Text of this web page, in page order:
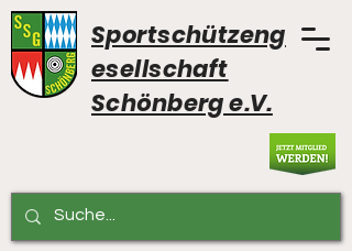
Sportschützeng
esellschaft
Schönberg e.V.